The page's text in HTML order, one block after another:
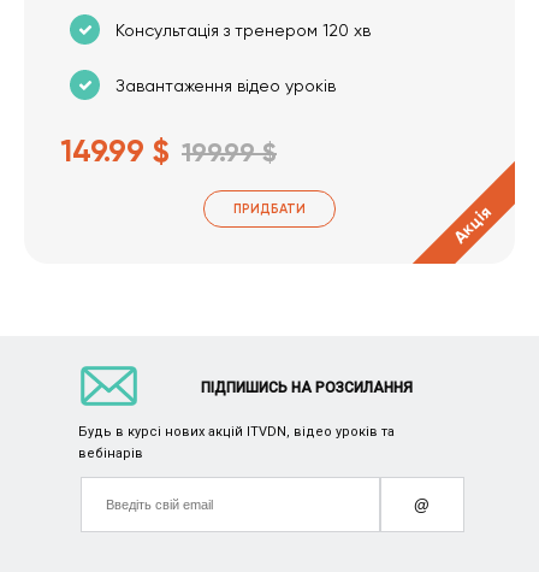
Консультація з тренером 120 хв
Завантаження відео уроків
149.99 $ 199.99 $
ПРИДБАТИ Акція
ПІДПИШИСЬ НА РОЗСИЛАННЯ
Будь в курсі нових акцій ITVDN, відео уроків та
вебінарів
@